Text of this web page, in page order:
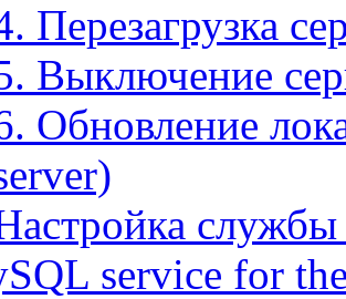
Перезагрузка
Выключение
Обновление
service for